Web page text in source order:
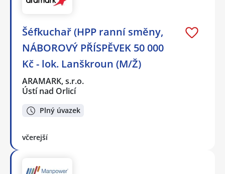
Šéfkuchař (HPP ranní směny,
NÁBOROVÝ PŘÍSPĚVEK 50 000
Kč - lok. Lanškroun (M/Ž)
ARAMARK, s.r.o.
Ústí nad Orlicí
Plný úvazek
včerejší